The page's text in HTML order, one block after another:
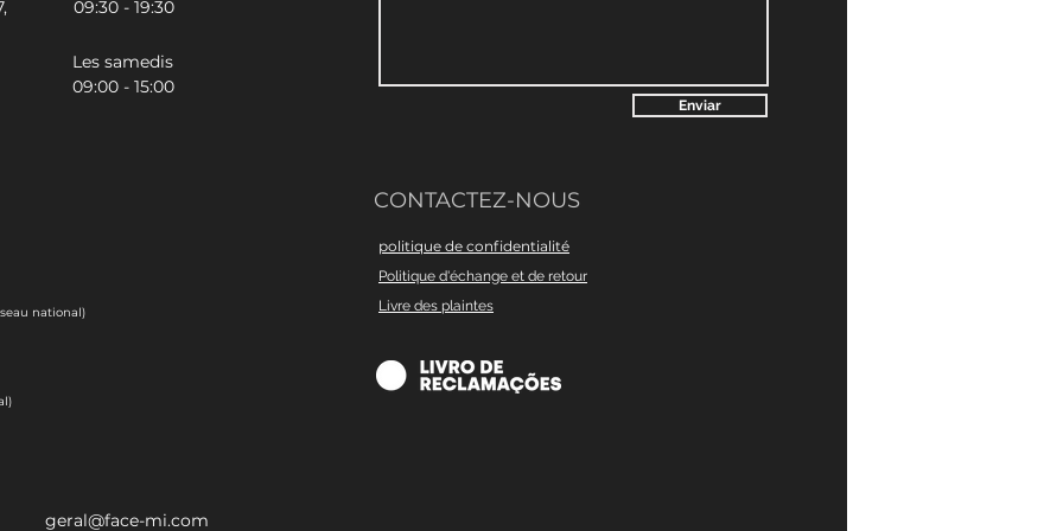
09:30 - 19:30
Les samedis
09:00 - 15:00
national)
Enviar
CONTACTEZ-NOUS
politique de confidentialité
Politique d'échange et de retour
Livre des plaintes
geral@face-mi.com